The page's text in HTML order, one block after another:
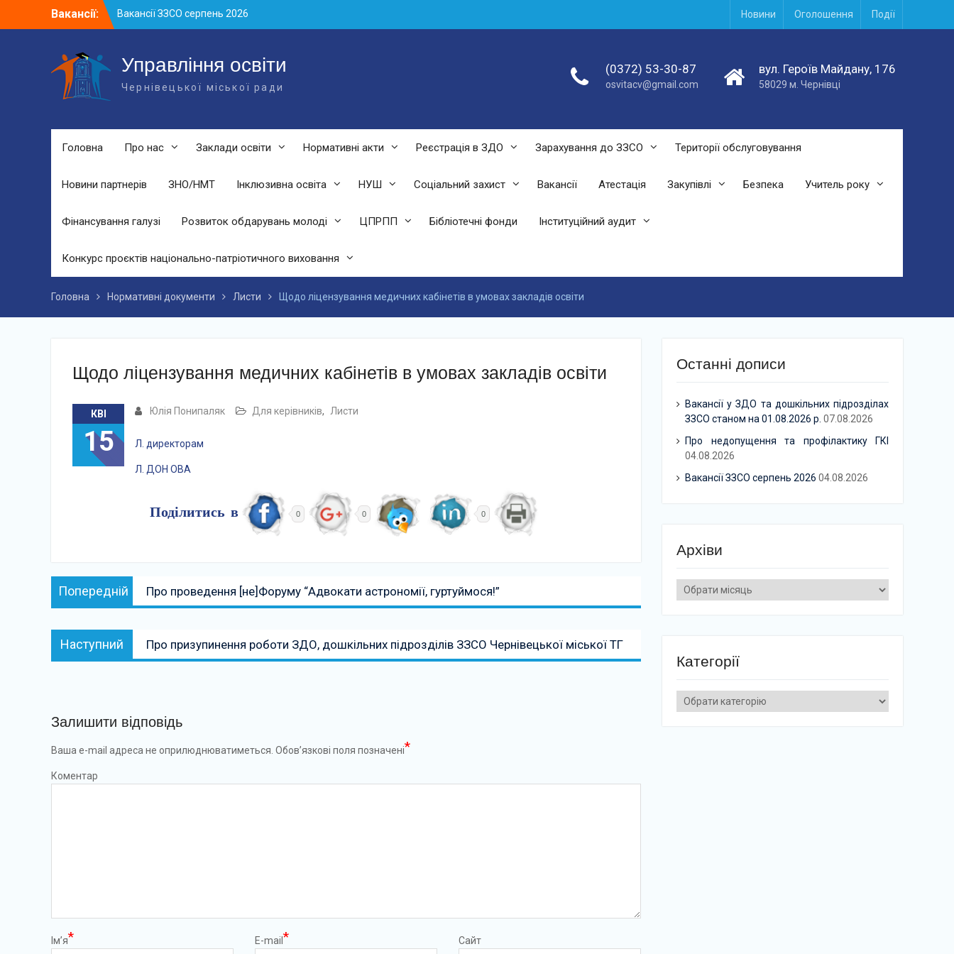
Вакансії:
Вакансії ЗЗСО серпень 2026
Вакансії ЗЗСО червень 2026
підрозділах ЗЗСО станом на 01.08.2026
р.
Новини Оголошення Події
Управління освіти
Чернівецької міської ради
(0372) 53-30-87
osvitacv@gmail.com
вул. Героїв Майдану, 176
58029 м. Чернівці
Головна Про нас Заклади освіти Нормативні акти Реєстрація в ЗДО Зарахування до ЗЗСО Території обслуговування
Новини партнерів ЗНО/НМТ Інклюзивна освіта НУШ Соціальний захист Вакансії Атестація Закупівлі Безпека Учитель року
Фінансування галузі Розвиток обдарувань молоді ЦПРПП Бібліотечні фонди Інституційний аудит
Конкурс проєктів національно-патріотичного виховання
Головна Нормативні документи Листи Щодо ліцензування медичних кабінетів в умовах закладів освіти
Щодо ліцензування медичних кабінетів в умовах закладів освіти
КВІ
15
Юлія Понипаляк Для керівників, Листи
Л. директорам
Л. ДОН ОВА
Поділитись в 0 0 0
Навігація
записів
Попередній Попередній:
Про проведення [не]Форуму “Адвокати астрономії, гуртуймося!”
Наступний Наступний:
Про призупинення роботи ЗДО, дошкільних підрозділів ЗЗСО Чернівецької міської ТГ
Залишити відповідь
Ваша e-mail адреса не оприлюднюватиметься. Обов’язкові поля позначені*
Коментар
Ім’я* E-mail * Сайт
Останні дописи
Вакансії у ЗДО та дошкільних підрозділах
ЗЗСО станом на 01.08.2026 р. 07.08.2026
Про недопущення та профілактику ГКІ
04.08.2026
Вакансії ЗЗСО серпень 2026 04.08.2026
Архіви
Архіви
Категорії
Категорії